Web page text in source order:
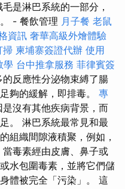
是淋巴系統的一部分，
- 餐飲管理 月子餐 老鼠
資訊 奢華高級外燴體驗
掃 柬埔寨簽證代辦 使用
學 台中推拿服務 菲律賓簽
反應性分泌物束縛了腸
夠的緩解，即排毒。 專
是沒有其他疾病背景，而
。 淋巴系統最常見和最
組織間隙液積聚，例如，
毒素經由皮膚、鼻子或
水包圍毒素，並將它們儲
體被完全「污染」。 這